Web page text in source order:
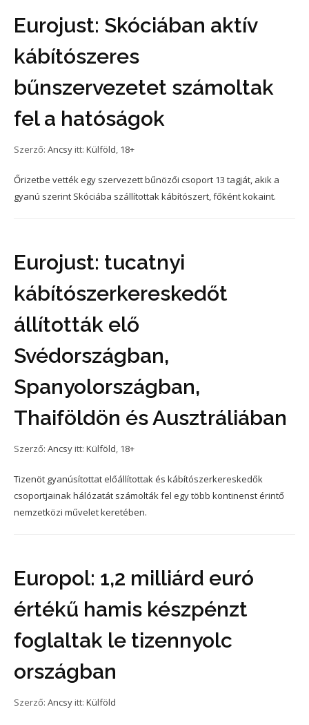
Eurojust: Skóciában aktív
kábítószeres
bűnszervezetet számoltak
fel a hatóságok
Szerző: Ancsy itt: Külföld, 18+
Őrizetbe vették egy szervezett bűnözői csoport 13 tagját, akik a
gyanú szerint Skóciába szállítottak kábítószert, főként kokaint.
Eurojust: tucatnyi
kábítószerkereskedőt
állították elő
Svédországban,
Spanyolországban,
Thaiföldön és Ausztráliában
Szerző: Ancsy itt: Külföld, 18+
Tizenöt gyanúsítottat előállítottak és kábítószerkereskedők
csoportjainak hálózatát számolták fel egy több kontinenst érintő
nemzetközi művelet keretében.
Europol: 1,2 milliárd euró
értékű hamis készpénzt
foglaltak le tizennyolc
országban
Szerző: Ancsy itt: Külföld